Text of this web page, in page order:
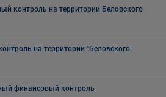
контроль на территории Беловского
на территории "Беловского
финансовый контроль